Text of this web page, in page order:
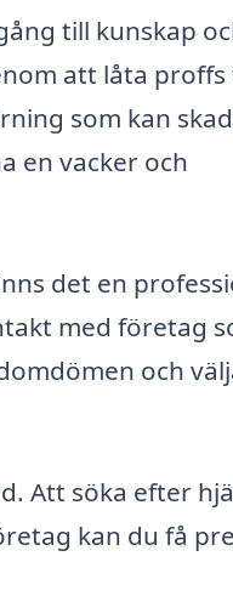
till kunskap
att låta proffs
som kan
en vacker och
det en
med företag
och
Att söka efter
kan du få